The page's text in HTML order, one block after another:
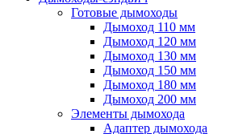
Готовые дымоходы
Дымоход 110 мм
Дымоход 120 мм
Дымоход 130 мм
Дымоход 150 мм
Дымоход 180 мм
Дымоход 200 мм
Элементы дымохода
Адаптер дымохода